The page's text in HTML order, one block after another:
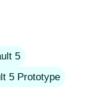
5
5 Prototype